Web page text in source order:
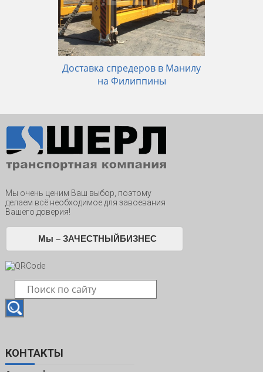
Доставка спредеров в Манилу
на Филиппины
Мы очень ценим Ваш выбор, поэтому
делаем всё необходимое для завоевания
Вашего доверия!
Мы – ЗАЧЕСТНЫЙБИЗНЕС
КОНТАКТЫ